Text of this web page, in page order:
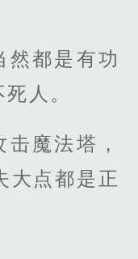
然都是有功
人。
魔法塔，
大点都是正